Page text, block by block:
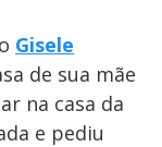
Gisele
de sua mãe
na casa da
e pediu